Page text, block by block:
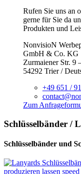
Rufen Sie uns an
gerne für Sie da
Produkten und
NonvisioN
GmbH & Co. KG
Zurmaiener Str. 9
54292 Trier /
+49 651 /
Zum
Schlüsselbänder /
Schlüsselbänder und